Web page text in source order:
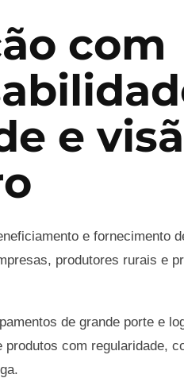
com
e
e fornecimento
produtores rurais e
de grande porte e
produtos com regularidade,